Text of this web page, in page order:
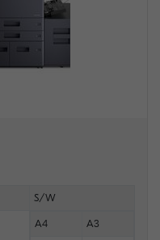
S/W
A4 A3